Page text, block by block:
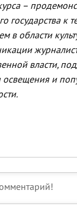
–
государства к
в области
власти,
и